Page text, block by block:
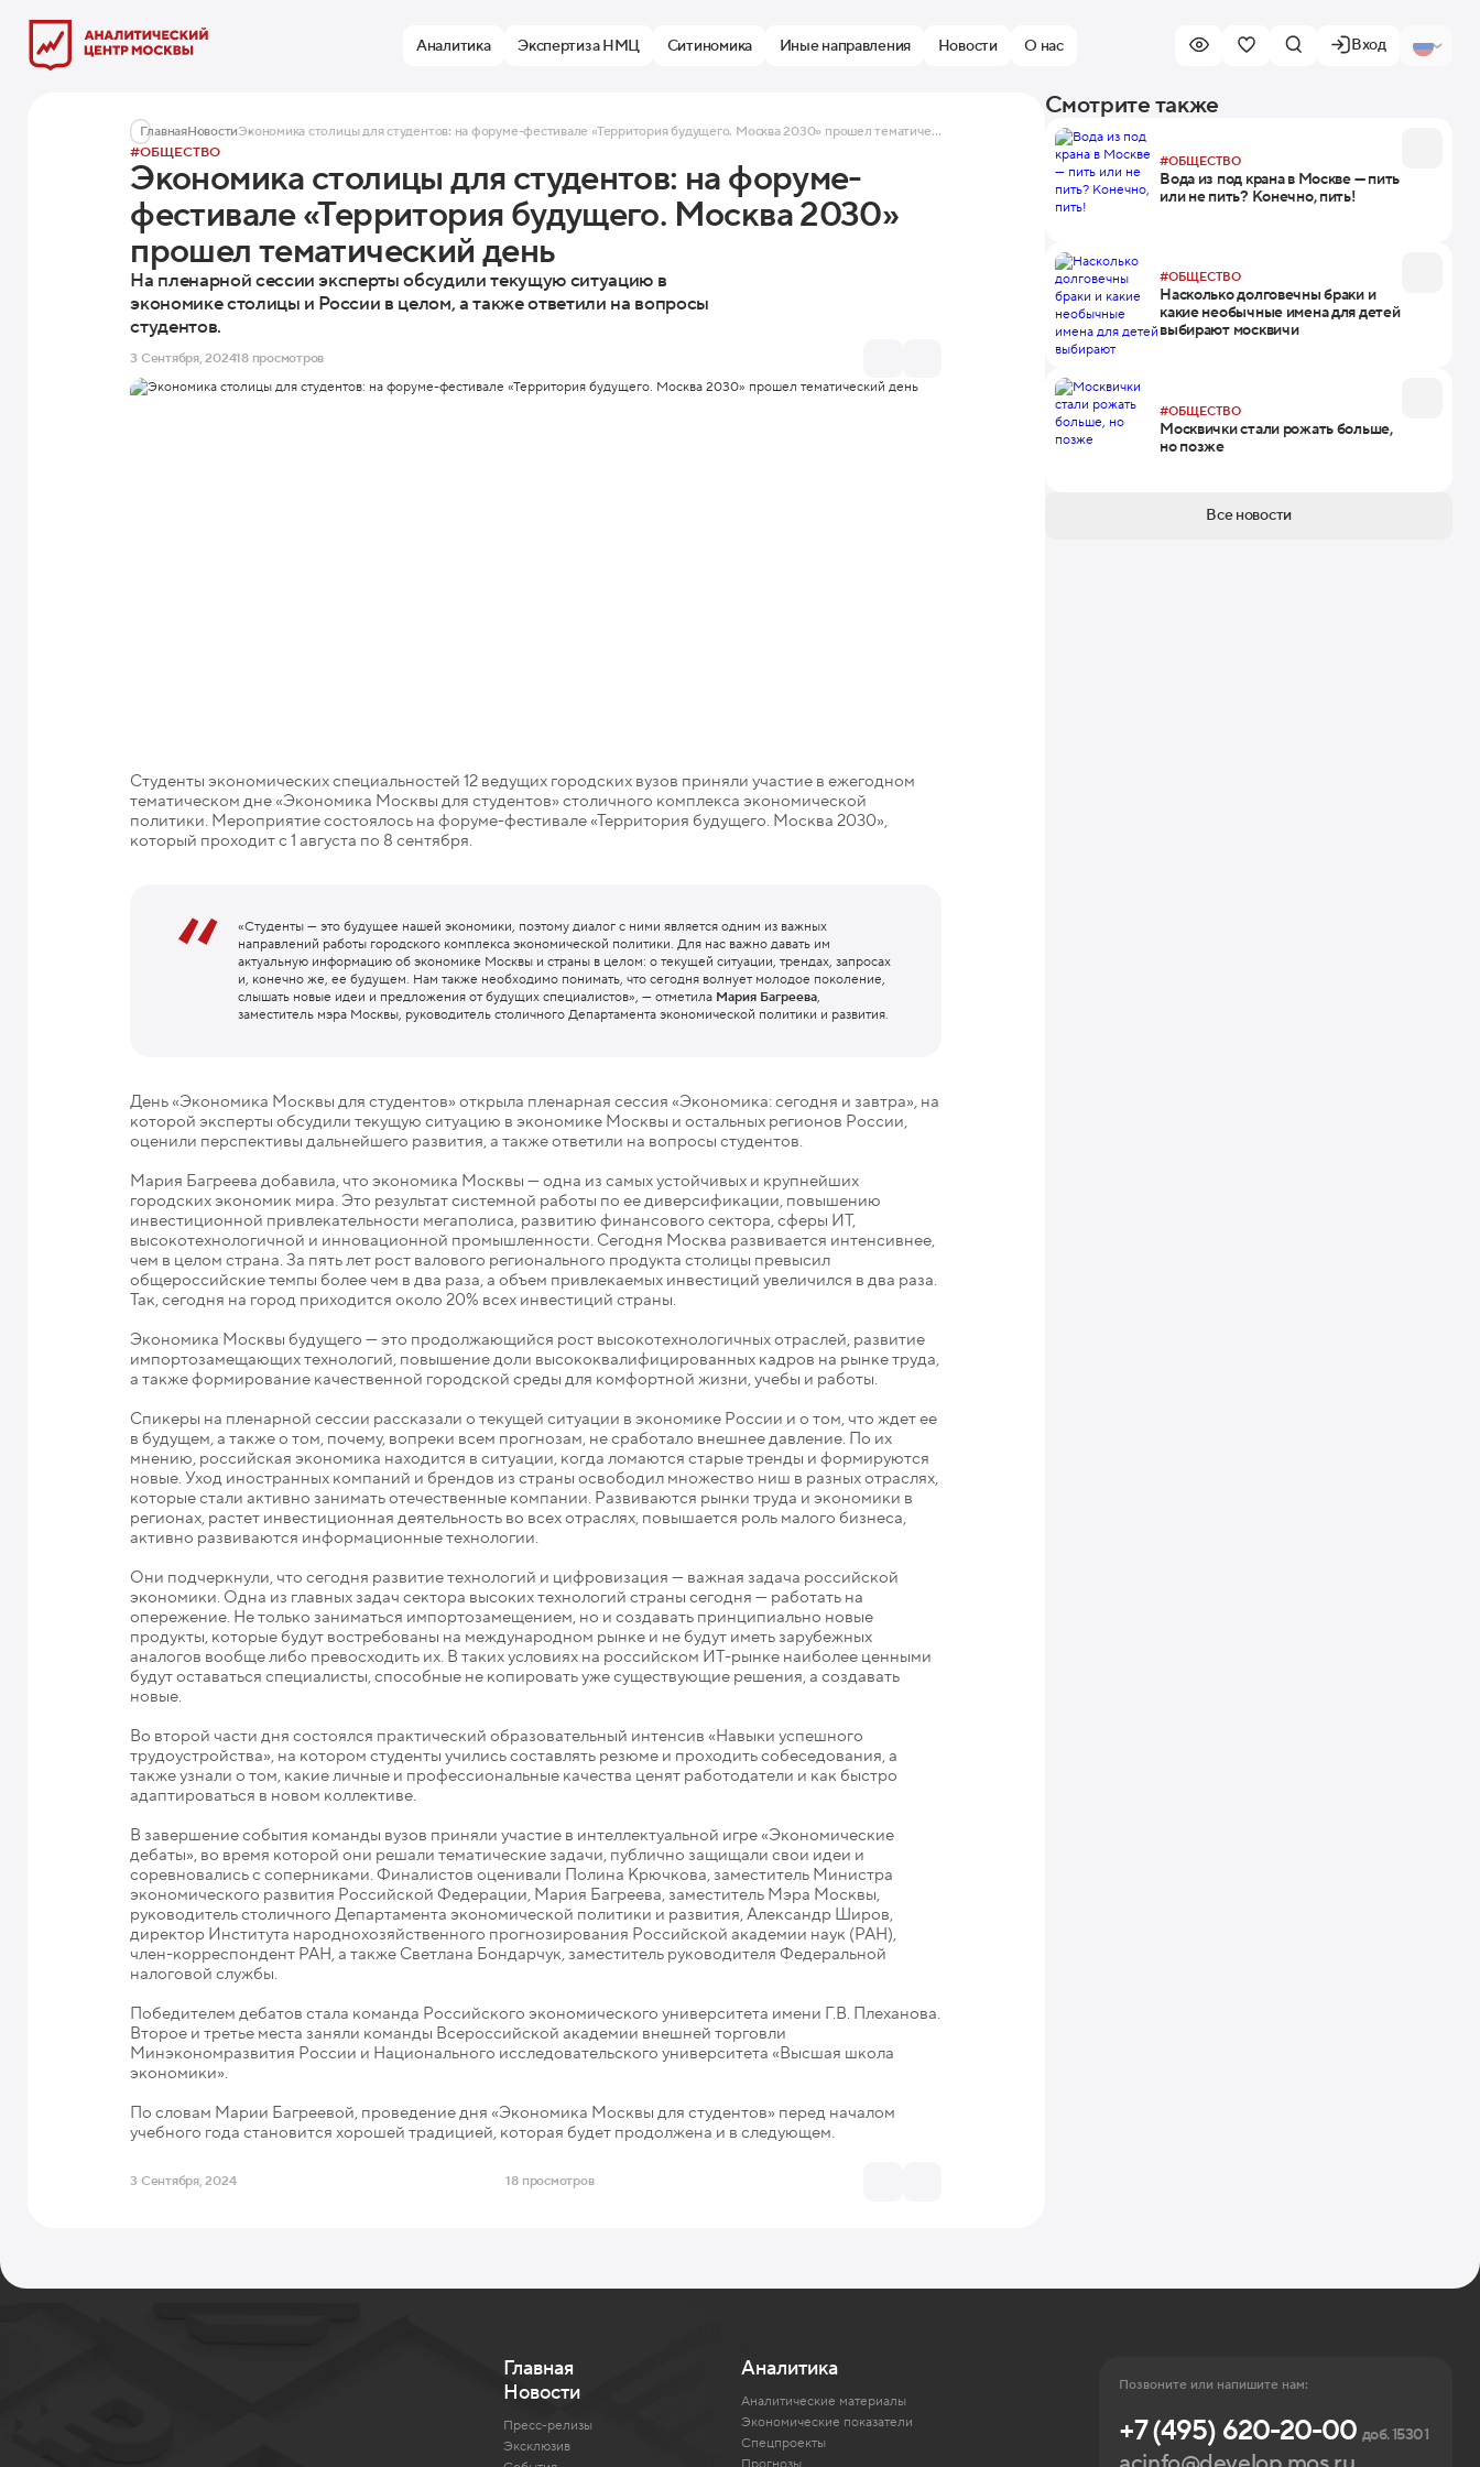
Аналитика Экспертиза НМЦ Ситиномика Иные направления Новости О нас Вход
ГлавнаяНовости Экономика столицы для студентов: на форуме-фестивале «Территория будущего. Москва 2030» прошел тематический день
#ОБЩЕСТВО
Экономика столицы для студентов: на форуме-
фестивале «Территория будущего. Москва 2030»
прошел тематический день
На пленарной сессии эксперты обсудили текущую ситуацию в
экономике столицы и России в целом, а также ответили на вопросы
студентов.
3 Сентября, 202418 просмотров
Студенты экономических специальностей 12 ведущих городских вузов приняли участие в ежегодном
тематическом дне «Экономика Москвы для студентов» столичного комплекса экономической
политики. Мероприятие состоялось на форуме-фестивале «Территория будущего. Москва 2030»,
который проходит с 1 августа по 8 сентября.
«Студенты — это будущее нашей экономики, поэтому диалог с ними является одним из важных
направлений работы городского комплекса экономической политики. Для нас важно давать им
актуальную информацию об экономике Москвы и страны в целом: о текущей ситуации, трендах, запросах
и, конечно же, ее будущем. Нам также необходимо понимать, что сегодня волнует молодое поколение,
слышать новые идеи и предложения от будущих специалистов», — отметила Мария Багреева,
заместитель мэра Москвы, руководитель столичного Департамента экономической политики и развития.
День «Экономика Москвы для студентов» открыла пленарная сессия «Экономика: сегодня и завтра», на
которой эксперты обсудили текущую ситуацию в экономике Москвы и остальных регионов России,
оценили перспективы дальнейшего развития, а также ответили на вопросы студентов.
Мария Багреева добавила, что экономика Москвы — одна из самых устойчивых и крупнейших
городских экономик мира. Это результат системной работы по ее диверсификации, повышению
инвестиционной привлекательности мегаполиса, развитию финансового сектора, сферы ИТ,
высокотехнологичной и инновационной промышленности. Сегодня Москва развивается интенсивнее,
чем в целом страна. За пять лет рост валового регионального продукта столицы превысил
общероссийские темпы более чем в два раза, а объем привлекаемых инвестиций увеличился в два раза.
Так, сегодня на город приходится около 20% всех инвестиций страны.
Экономика Москвы будущего — это продолжающийся рост высокотехнологичных отраслей, развитие
импортозамещающих технологий, повышение доли высококвалифицированных кадров на рынке труда,
а также формирование качественной городской среды для комфортной жизни, учебы и работы.
Спикеры на пленарной сессии рассказали о текущей ситуации в экономике России и о том, что ждет ее
в будущем, а также о том, почему, вопреки всем прогнозам, не сработало внешнее давление. По их
мнению, российская экономика находится в ситуации, когда ломаются старые тренды и формируются
новые. Уход иностранных компаний и брендов из страны освободил множество ниш в разных отраслях,
которые стали активно занимать отечественные компании. Развиваются рынки труда и экономики в
регионах, растет инвестиционная деятельность во всех отраслях, повышается роль малого бизнеса,
активно развиваются информационные технологии.
Они подчеркнули, что сегодня развитие технологий и цифровизация — важная задача российской
экономики. Одна из главных задач сектора высоких технологий страны сегодня — работать на
опережение. Не только заниматься импортозамещением, но и создавать принципиально новые
продукты, которые будут востребованы на международном рынке и не будут иметь зарубежных
аналогов вообще либо превосходить их. В таких условиях на российском ИТ-рынке наиболее ценными
будут оставаться специалисты, способные не копировать уже существующие решения, а создавать
новые.
Во второй части дня состоялся практический образовательный интенсив «Навыки успешного
трудоустройства», на котором студенты учились составлять резюме и проходить собеседования, а
также узнали о том, какие личные и профессиональные качества ценят работодатели и как быстро
адаптироваться в новом коллективе.
В завершение события команды вузов приняли участие в интеллектуальной игре «Экономические
дебаты», во время которой они решали тематические задачи, публично защищали свои идеи и
соревновались с соперниками. Финалистов оценивали Полина Крючкова, заместитель Министра
экономического развития Российской Федерации, Мария Багреева, заместитель Мэра Москвы,
руководитель столичного Департамента экономической политики и развития, Александр Широв,
директор Института народнохозяйственного прогнозирования Российской академии наук (РАН),
член-корреспондент РАН, а также Светлана Бондарчук, заместитель руководителя Федеральной
налоговой службы.
Победителем дебатов стала команда Российского экономического университета имени Г.В. Плеханова.
Второе и третье места заняли команды Всероссийской академии внешней торговли
Минэкономразвития России и Национального исследовательского университета «Высшая школа
экономики».
По словам Марии Багреевой, проведение дня «Экономика Москвы для студентов» перед началом
учебного года становится хорошей традицией, которая будет продолжена и в следующем.
3 Сентября, 2024 18 просмотров
Смотрите также
#ОБЩЕСТВО
Вода из под крана в Москве — пить
или не пить? Конечно, пить!
#ОБЩЕСТВО
Насколько долговечны браки и
какие необычные имена для детей
выбирают москвичи
#ОБЩЕСТВО
Москвички стали рожать больше,
но позже
Все новости
Главная
Новости
Пресс-релизы
Эксклюзив
Аналитика
Аналитические материалы
Экономические показатели
Спецпроекты
Позвоните или напишите нам:
+7 (495) 620-20-00 доб. 15301